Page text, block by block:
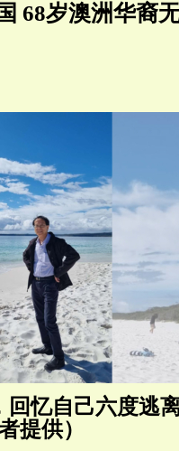
68岁澳洲华裔
回忆自己六度逃
提供）